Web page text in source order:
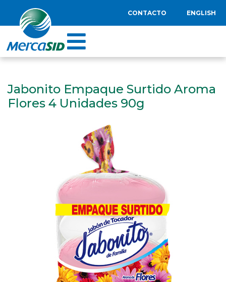
CONTACTO ENGLISH
Jabonito Empaque Surtido Aroma
Flores 4 Unidades 90g